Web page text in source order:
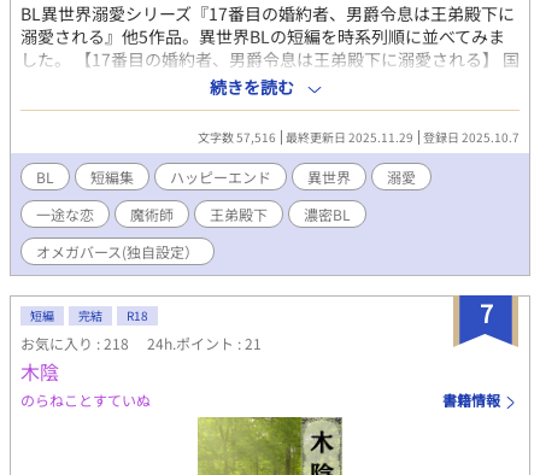
BL異世界溺愛シリーズ『17番目の婚約者、男爵令息は王弟殿下に
溺愛される』他5作品。異世界BLの短編を時系列順に並べてみま
した。 【17番目の婚約者、男爵令息は王弟殿下に溺愛される】 国
王陛下の17番目の婚約者、エレノア・マクレーン。陛下に呼び出
され、学園を早退するも陛下は執務室で第5王妃と面会中。もとも
と研究者になりたかった彼は、陛下の行動に心を無にしようとす
る。そんな時、王弟殿下がやさしく声をかけて来て……。 【宰相
閣下はコミュ症の天才魔術師を溺愛する】 ある日、父から職場に
一通の手紙が届く。手紙の内容は婚約者が決まったというもの。
急に出来た22歳年上の婚約者に戸惑いつつも、受け入れざるを得
なかった僕は、彼と会って話す内に……。 ※イラストは第三章の
『王弟殿下は庭師である公爵令息を溺愛する』深浦 裕さん作 ※旧
筆修正をしております。 ※には、R-18の内容が含まれておりま
す。 #年下攻め #身代わり #一目惚れ #婚約 #執着 #辺境の地
続きを読む
文字数 57,516 最終更新日 2025.11.29 登録日 2025.10.7
BL 短編集 ハッピーエンド 異世界
溺愛
一途な恋
魔術師 王弟殿下
濃密BL
オメガバース(独自設定）
7
短編 完結 R18
お気に入り : 218 24h.ポイント : 21
木陰
のらねことすていぬ 書籍情報